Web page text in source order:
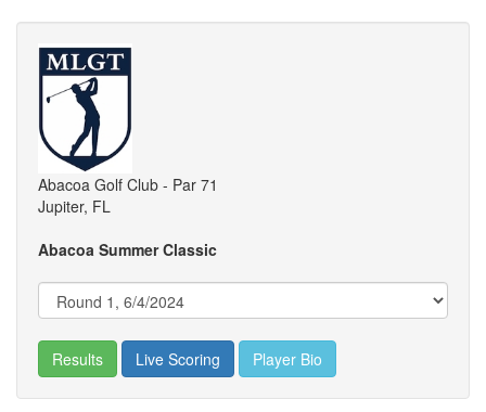
Abacoa Golf Club - Par 71
Jupiter, FL
Abacoa Summer Classic
Results Live Scoring Player Bio